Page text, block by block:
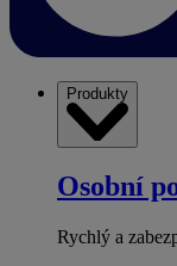
Produkty
Osobní
Rychlý a